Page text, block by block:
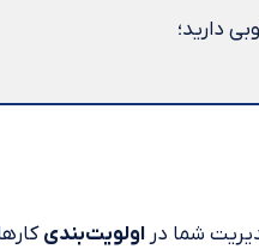
دارید؛
شما در اولویت‌بندی